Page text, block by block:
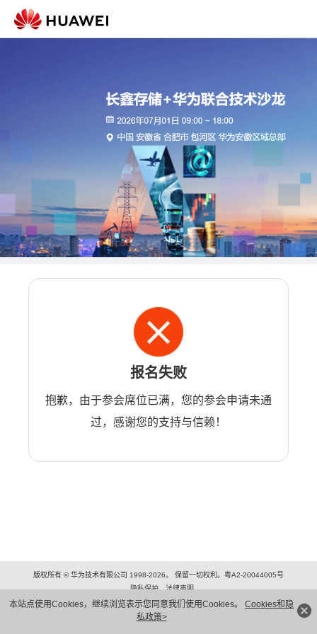
本站点使用Cookies，继续浏览表示您同意我们使用Cookies。 Cookies和隐
私政策>
报名失败
抱歉，由于参会席位已满，您的参会申请未通
过，感谢您的支持与信赖！
版权所有 © 华为技术有限公司 1998-2026。 保留一切权利。粤A2-20044005号
隐私保护
法律声明